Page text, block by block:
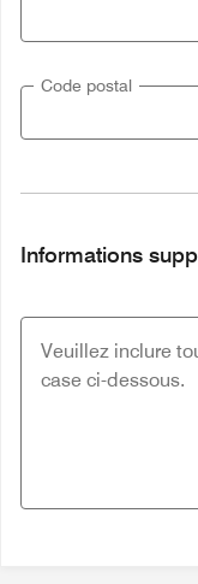
Code postal
Informations